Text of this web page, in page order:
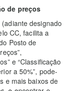
de preços
designado
CC, facilita a
Posto de
e “Classificação
a 50%”, pode-
e mais baixos de